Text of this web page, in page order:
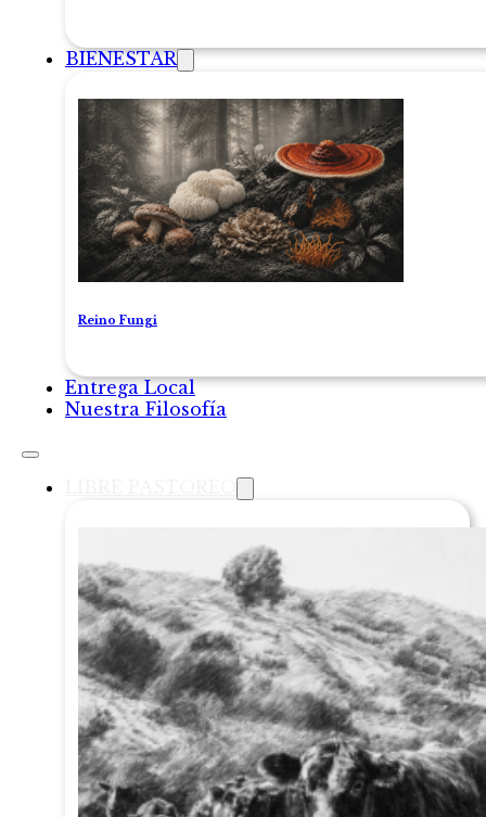
BIENESTAR
Reino Fungi
Entrega Local
Nuestra Filosofía